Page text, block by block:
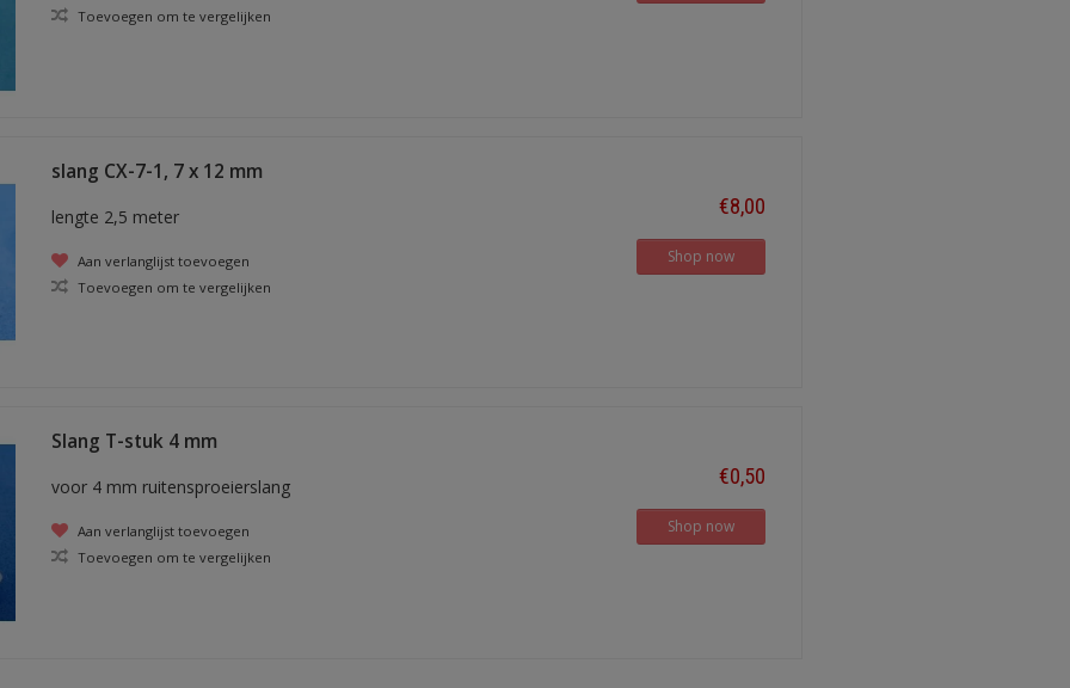
Toevoegen om te vergelijken
slang CX-7-1, 7 x 12 mm
lengte 2,5 meter
Aan verlanglijst toevoegen
Toevoegen om te vergelijken
€8,00
Shop now
Slang T-stuk 4 mm
voor 4 mm ruitensproeierslang
Aan verlanglijst toevoegen
Toevoegen om te vergelijken
€0,50
Shop now